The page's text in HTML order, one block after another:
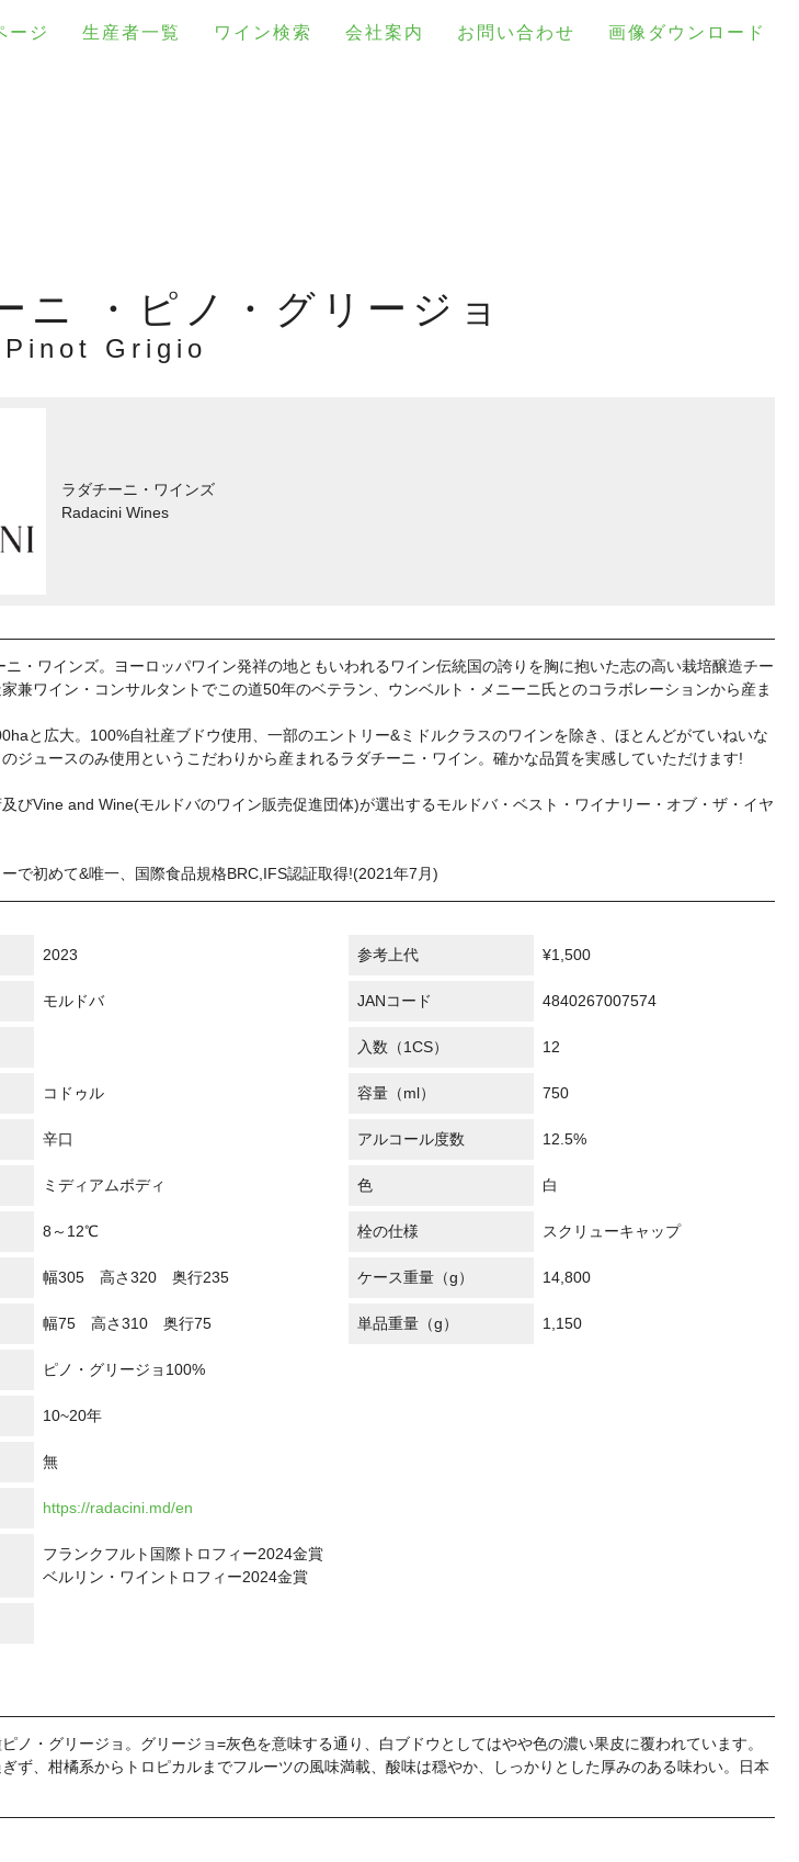
ージ 生産者一覧 ワイン検索 会社案内 お問い合わせ 画像ダウンロード
ニ ・ピノ・グリージョ
Grigio
ラダチーニ・ワインズ
Radacini Wines
ニ・ワインズ。ヨーロッパワイン発祥の地ともいわれるワイン伝統国の誇りを胸に抱いた志の高い栽培醸造チー
兼ワイン・コンサルタントでこの道50年のベテラン、ウンベルト・メニーニ氏とのコラボレーションから産ま
と広大。100%自社産ブドウ使用、一部のエントリー&ミドルクラスのワインを除き、ほとんどがていねいな
ジュースのみ使用というこだわりから産まれるラダチーニ・ワイン。確かな品質を実感していただけます!
びVine and Wine(モルドバのワイン販売促進団体)が選出するモルドバ・ベスト・ワイナリー・オブ・ザ・イヤ
で初めて&唯一、国際食品規格BRC,IFS認証取得!(2021年7月)
2023 参考上代 ¥1,500
モルドバ JANコード 4840267007574
入数（1CS） 12
コドゥル 容量（ml） 750
辛口 アルコール度数 12.5%
ミディアムボディ 色 白
8～12℃ 栓の仕様 スクリューキャップ
幅305 高さ320 奥行235 ケース重量（g） 14,800
幅75 高さ310 奥行75 単品重量（g） 1,150
ピノ・グリージョ100%
10~20年
無
https://radacini.md/en
フランクフルト国際トロフィー2024金賞
ベルリン・ワイントロフィー2024金賞
ノ・グリージョ。グリージョ=灰色を意味する通り、白ブドウとしてはやや色の濃い果皮に覆われています。
ず、柑橘系からトロピカルまでフルーツの風味満載、酸味は穏やか、しっかりとした厚みのある味わい。日本